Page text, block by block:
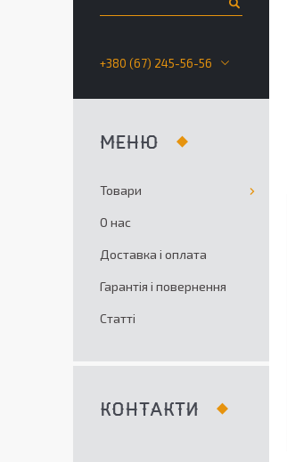
+380 (67) 245-56-56
Товари
О нас
Доставка і оплата
Гарантія і повернення
Статті
КОНТАКТИ